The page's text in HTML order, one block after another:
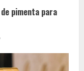
pimenta para